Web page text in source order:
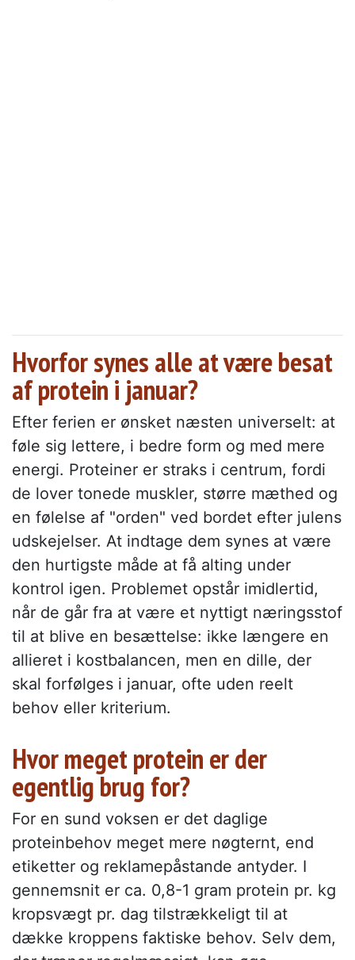
Hvorfor synes alle at være besat
af protein i januar?
Efter ferien er ønsket næsten universelt: at
føle sig lettere, i bedre form og med mere
energi. Proteiner er straks i centrum, fordi
de lover tonede muskler, større mæthed og
en følelse af "orden" ved bordet efter julens
udskejelser. At indtage dem synes at være
den hurtigste måde at få alting under
kontrol igen. Problemet opstår imidlertid,
når de går fra at være et nyttigt næringsstof
til at blive en besættelse: ikke længere en
allieret i kostbalancen, men en dille, der
skal forfølges i januar, ofte uden reelt
behov eller kriterium.
Hvor meget protein er der
egentlig brug for?
For en sund voksen er det daglige
proteinbehov meget mere nøgternt, end
etiketter og reklamepåstande antyder. I
gennemsnit er ca. 0,8-1 gram protein pr. kg
kropsvægt pr. dag tilstrækkeligt til at
dække kroppens faktiske behov. Selv dem,